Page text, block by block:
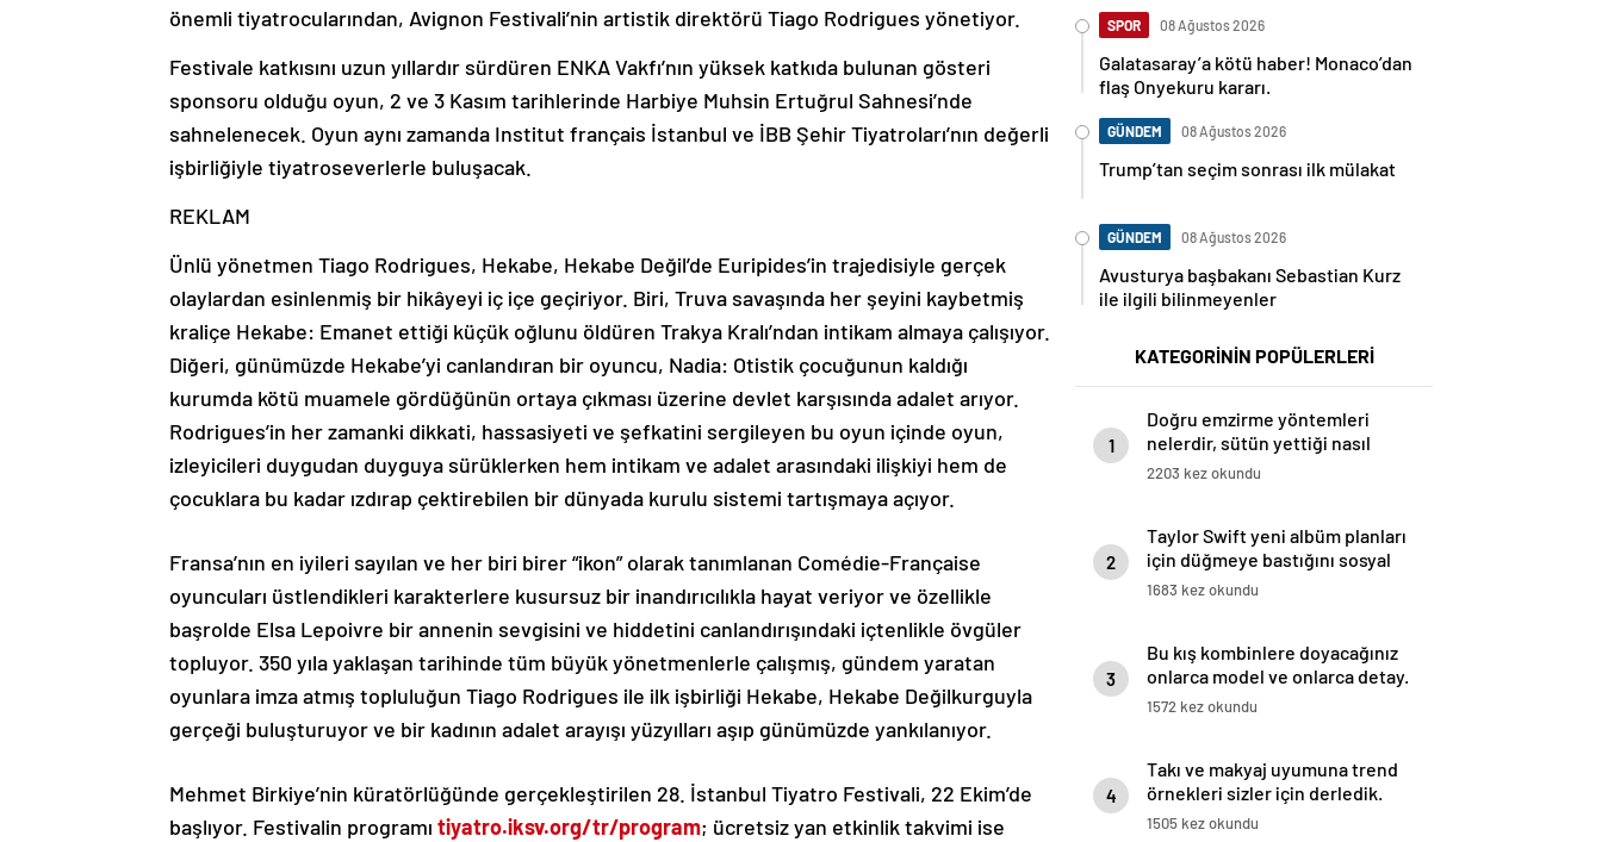
önemli tiyatrocularından, Avignon Festivali’nin artistik direktörü Tiago Rodrigues yönetiyor.
Festivale katkısını uzun yıllardır sürdüren ENKA Vakfı’nın yüksek katkıda bulunan gösteri
sponsoru olduğu oyun, 2 ve 3 Kasım tarihlerinde Harbiye Muhsin Ertuğrul Sahnesi’nde
sahnelenecek. Oyun aynı zamanda Institut français İstanbul ve İBB Şehir Tiyatroları’nın değerli
işbirliğiyle tiyatroseverlerle buluşacak.
REKLAM
Ünlü yönetmen Tiago Rodrigues, Hekabe, Hekabe Değil’de Euripides’in trajedisiyle gerçek
olaylardan esinlenmiş bir hikâyeyi iç içe geçiriyor. Biri, Truva savaşında her şeyini kaybetmiş
kraliçe Hekabe: Emanet ettiği küçük oğlunu öldüren Trakya Kralı’ndan intikam almaya çalışıyor.
Diğeri, günümüzde Hekabe’yi canlandıran bir oyuncu, Nadia: Otistik çocuğunun kaldığı
kurumda kötü muamele gördüğünün ortaya çıkması üzerine devlet karşısında adalet arıyor.
Rodrigues’in her zamanki dikkati, hassasiyeti ve şefkatini sergileyen bu oyun içinde oyun,
izleyicileri duygudan duyguya sürüklerken hem intikam ve adalet arasındaki ilişkiyi hem de
çocuklara bu kadar ızdırap çektirebilen bir dünyada kurulu sistemi tartışmaya açıyor.
Fransa’nın en iyileri sayılan ve her biri birer “ikon” olarak tanımlanan Comédie-Française
oyuncuları üstlendikleri karakterlere kusursuz bir inandırıcılıkla hayat veriyor ve özellikle
başrolde Elsa Lepoivre bir annenin sevgisini ve hiddetini canlandırışındaki içtenlikle övgüler
topluyor. 350 yıla yaklaşan tarihinde tüm büyük yönetmenlerle çalışmış, gündem yaratan
oyunlara imza atmış topluluğun Tiago Rodrigues ile ilk işbirliği Hekabe, Hekabe Değilkurguyla
gerçeği buluşturuyor ve bir kadının adalet arayışı yüzyılları aşıp günümüzde yankılanıyor.
Mehmet Birkiye’nin küratörlüğünde gerçekleştirilen 28. İstanbul Tiyatro Festivali, 22 Ekim’de
başlıyor. Festivalin programı tiyatro.iksv.org/tr/program; ücretsiz yan etkinlik takvimi ise
SPOR 08 Ağustos 2026
Galatasaray’a kötü haber! Monaco’dan
flaş Onyekuru kararı.
GÜNDEM 08 Ağustos 2026
Trump’tan seçim sonrası ilk mülakat
GÜNDEM 08 Ağustos 2026
Avusturya başbakanı Sebastian Kurz
ile ilgili bilinmeyenler
KATEGORİNİN POPÜLERLERİ
1
Doğru emzirme yöntemleri
nelerdir, sütün yettiği nasıl
anlaşılır?
2203 kez okundu
2
Taylor Swift yeni albüm planları
için düğmeye bastığını sosyal
medyadan duyurdu!
1683 kez okundu
3
Bu kış kombinlere doyacağınız
onlarca model ve onlarca detay.
1572 kez okundu
4
Takı ve makyaj uyumuna trend
örnekleri sizler için derledik.
1505 kez okundu